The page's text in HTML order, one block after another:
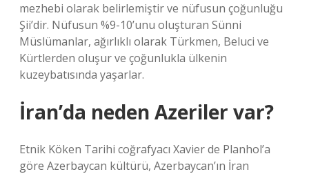
mezhebi olarak belirlemiştir ve nüfusun çoğunluğu
Şii’dir. Nüfusun %9-10’unu oluşturan Sünni
Müslümanlar, ağırlıklı olarak Türkmen, Beluci ve
Kürtlerden oluşur ve çoğunlukla ülkenin
kuzeybatısında yaşarlar.
İran’da neden Azeriler var?
Etnik Köken Tarihi coğrafyacı Xavier de Planhol’a
göre Azerbaycan kültürü, Azerbaycan’ın İran